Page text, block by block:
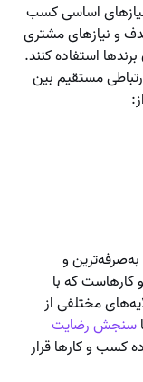
نیازهای اساسی کسب
و نیازهای مشتری
استفاده کنند.
مستقیم بین
و
کارهاست که با
مختلفی از
سنجش رضایت
کسب و کارها قرار